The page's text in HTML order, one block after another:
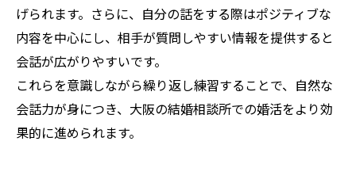
げられます。さらに、自分の話をする際はポジティブな
内容を中心にし、相手が質問しやすい情報を提供すると
会話が広がりやすいです。
これらを意識しながら繰り返し練習することで、自然な
会話力が身につき、大阪の結婚相談所での婚活をより効
果的に進められます。